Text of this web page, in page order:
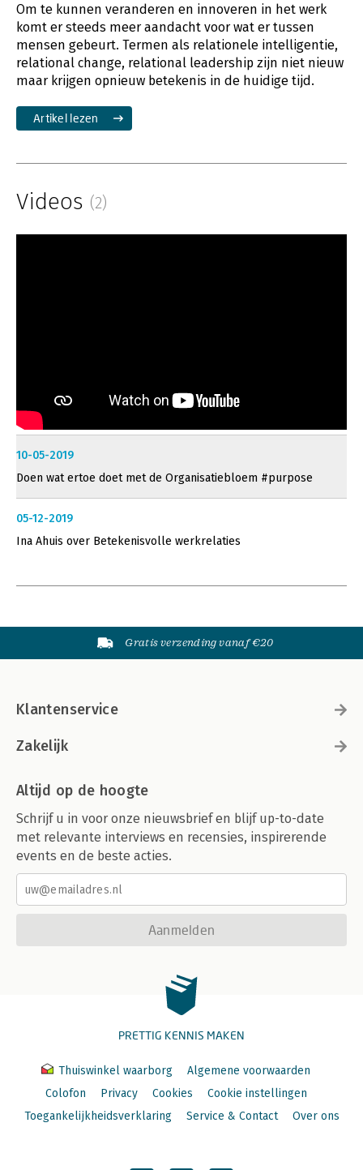
Om te kunnen veranderen en innoveren in het werk
komt er steeds meer aandacht voor wat er tussen
mensen gebeurt. Termen als relationele intelligentie,
relational change, relational leadership zijn niet nieuw
maar krijgen opnieuw betekenis in de huidige tijd.
Artikel lezen
Videos (2)
10-05-2019
Doen wat ertoe doet met de Organisatiebloem #purpose
05-12-2019
Ina Ahuis over Betekenisvolle werkrelaties
Gratis verzending vanaf €20
Klantenservice
Zakelijk
Altijd op de hoogte
Schrijf u in voor onze nieuwsbrief en blijf up-to-date
met relevante interviews en recensies, inspirerende
events en de beste acties.
Aanmelden
PRETTIG KENNIS MAKEN
Thuiswinkel waarborg
Algemene voorwaarden
Colofon
Privacy Cookies
Cookie instellingen
Toegankelijkheidsverklaring
Service & Contact Over ons